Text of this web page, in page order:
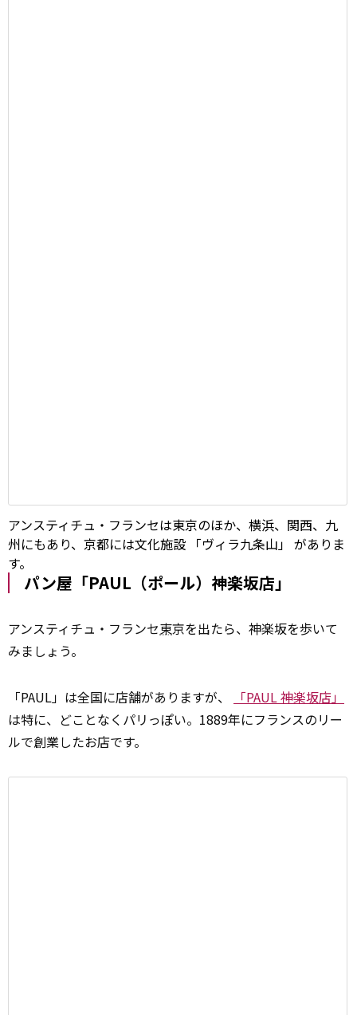
アンスティチュ・フランセは東京のほか、横浜、関西、九
州にもあり、京都には文化施設 「ヴィラ九条山」 がありま
す。
パン屋「PAUL（ポール）神楽坂店」
アンスティチュ・フランセ東京を出たら、神楽坂を歩いて
みましょう。
「PAUL」は全国に店舗がありますが、
「PAUL 神楽坂店」
は特に、どことなくパリっぽい。1889年にフランスのリー
ルで創業したお店です。